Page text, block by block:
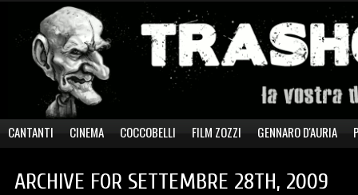
CANTANTI CINEMA COCCOBELLI FILM ZOZZI GENNARO D'AURIA
ARCHIVE FOR SETTEMBRE 28TH, 2009